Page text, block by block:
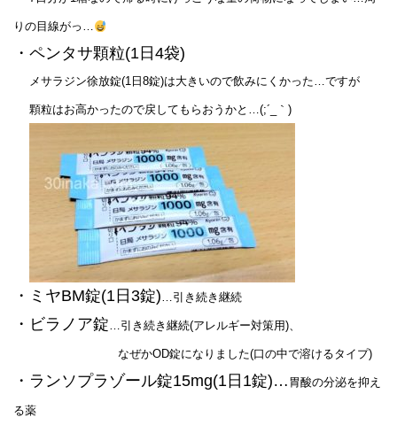
りの目線がっ…
・ペンタサ顆粒(1日4袋)
メサラジン徐放錠(1日8錠)は大きいので飲みにくかった…ですが
顆粒はお高かったので戻してもらおうかと…(;´_｀)
・ミヤBM錠(1日3錠)…引き続き継続
・ビラノア錠…引き続き継続(アレルギー対策用)、
なぜかOD錠になりました(口の中で溶けるタイプ)
・ランソプラゾール錠15mg(1日1錠)… 胃酸の分泌を抑え
る薬